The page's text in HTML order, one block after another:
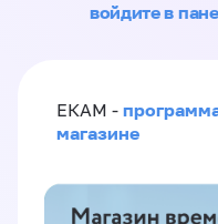
войдите в
ЕКАМ -
магазине